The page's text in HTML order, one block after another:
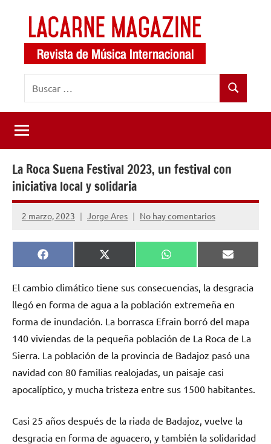
contenido
LaCarne
Magazine
de
música
internacional
Buscar
La Roca Suena Festival 2023, un festival con
iniciativa local y solidaria
2 marzo, 2023 Jorge Ares No hay comentarios
Compartir
en
Facebook
Compartir
en
X
(Twitter)
Compartir
en
WhatsApp
en
Email
El cambio climático tiene sus consecuencias, la desgracia
llegó en forma de agua a la población extremeña en
forma de inundación. La borrasca Efrain borró del mapa
140 viviendas de la pequeña población de La Roca de La
Sierra. La población de la provincia de Badajoz pasó una
navidad con 80 familias realojadas, un paisaje casi
apocalíptico, y mucha tristeza entre sus 1500 habitantes.
Casi 25 años después de la riada de Badajoz, vuelve la
desgracia en forma de aguacero, y también la solidaridad